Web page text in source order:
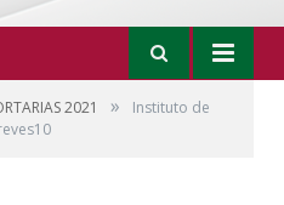
2021 »
Instituto de